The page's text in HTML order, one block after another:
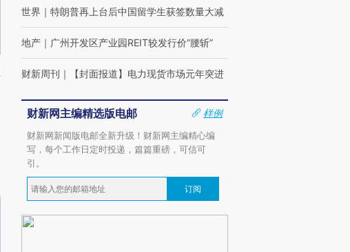
世界 ｜ 特朗普再上台后中国留学生获签数量大减
地产 ｜ 广州开发区产业园REIT较发行价“腰斩”
财新周刊 ｜ 【封面报道】电力现货市场元年突进
财新网主编精选版电邮
样例
财新网新闻版电邮全新升级！财新网主编精心编
写，每个工作日定时投递，篇篇重磅，可信可
引。
订阅